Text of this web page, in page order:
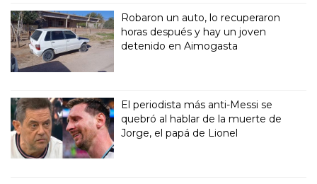
Robaron un auto, lo recuperaron
horas después y hay un joven
detenido en Aimogasta
El periodista más anti-Messi se
quebró al hablar de la muerte de
Jorge, el papá de Lionel